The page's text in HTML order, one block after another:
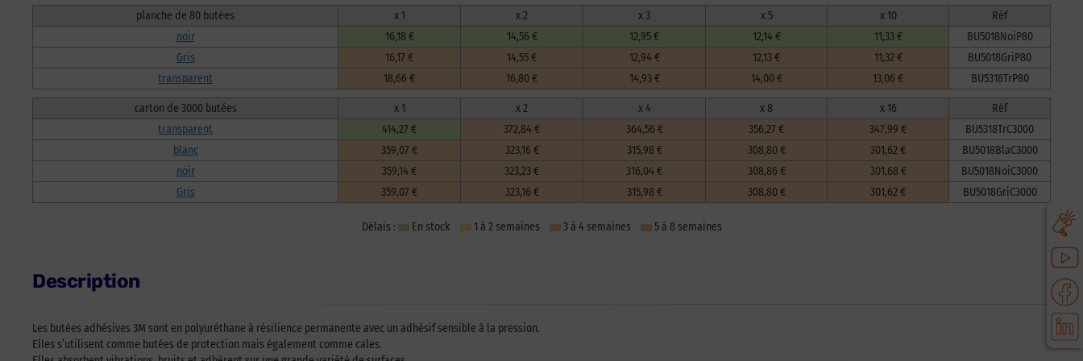
planche de 80 butées x 1 x 2 x 3 x 5 x 10
Réf
noir
16,18 € 14,56 € 12,95 € 12,14 € 11,33 €
BU5018NoiP80
Gris
16,17 € 14,55 € 12,94 € 12,13 € 11,32 €
BU5018GriP80
transparent
18,66 € 16,80 € 14,93 € 14,00 € 13,06 € BU5318TrP80
carton de 3000 butées x 1 x 2 x 4 x 8 x 16
Réf
transparent
414,27 € 372,84 € 364,56 € 356,27 € 347,99 €
BU5318TrC3000
blanc
359,07 € 323,16 € 315,98 € 308,80 € 301,62 €
BU5018BlaC3000
noir
359,14 € 323,23 € 316,04 € 308,86 € 301,68 €
BU5018NoiC3000
Gris
359,07 € 323,16 € 315,98 € 308,80 € 301,62 € BU5018GriC3000
Délais : En stock 1 à 2 semaines 3 à 4 semaines 5 à 8 semaines
Description
Les butées adhésives 3M sont en polyuréthane à résilience permanente avec un adhésif sensible à la pression.
Elles s’utilisent comme butées de protection mais également comme cales.